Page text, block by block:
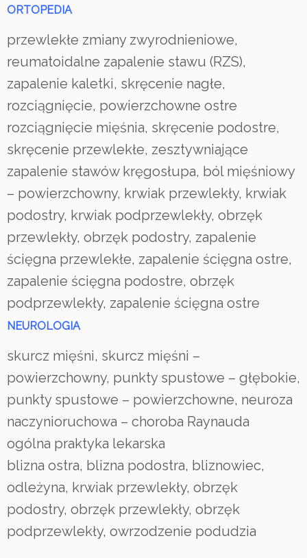
ORTOPEDIA
przewlekłe zmiany zwyrodnieniowe,
reumatoidalne zapalenie stawu (RZS),
zapalenie kaletki, skręcenie nagłe,
rozciągnięcie, powierzchowne ostre
rozciągnięcie mięśnia, skręcenie podostre,
skręcenie przewlekłe, zesztywniające
zapalenie stawów kręgosłupa, ból mięśniowy
– powierzchowny, krwiak przewlekły, krwiak
podostry, krwiak podprzewlekły, obrzęk
przewlekły, obrzęk podostry, zapalenie
ścięgna przewlekłe, zapalenie ścięgna ostre,
zapalenie ścięgna podostre, obrzęk
podprzewlekły, zapalenie ścięgna ostre
NEUROLOGIA
skurcz mięśni, skurcz mięśni –
powierzchowny, punkty spustowe – głębokie,
punkty spustowe – powierzchowne, neuroza
naczynioruchowa – choroba Raynauda
ogólna praktyka lekarska
blizna ostra, blizna podostra, bliznowiec,
odleżyna, krwiak przewlekły, obrzęk
podostry, obrzęk przewlekły, obrzęk
podprzewlekły, owrzodzenie podudzia